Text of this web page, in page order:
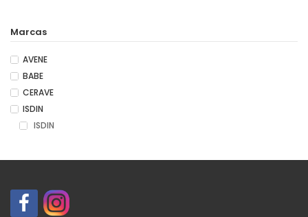
Marcas
AVENE
BABE
CERAVE
ISDIN
ISDIN